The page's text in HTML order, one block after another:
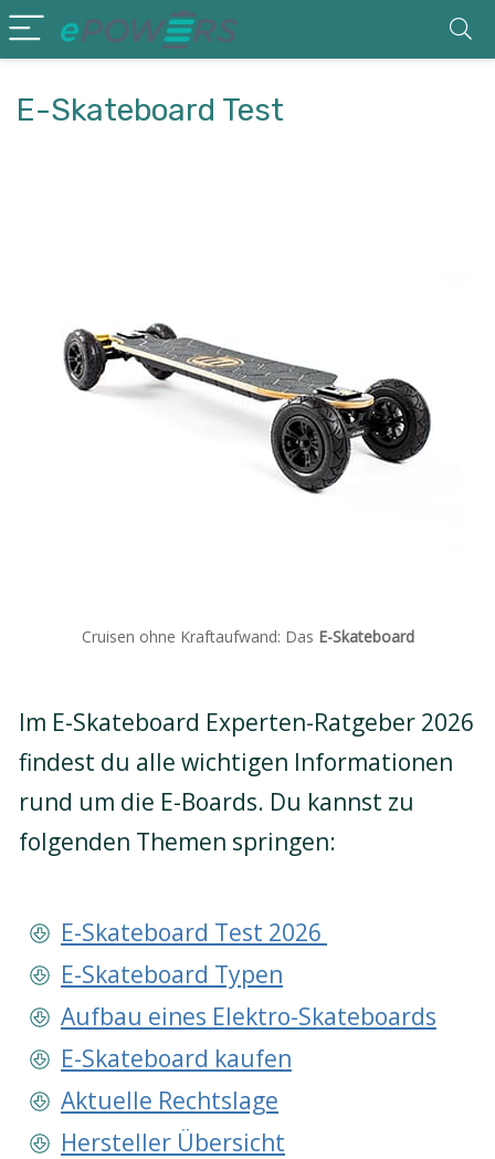
E-Skateboard Test
Cruisen ohne Kraftaufwand: Das E-Skateboard
Im E-Skateboard Experten-Ratgeber 2026
findest du alle wichtigen Informationen
rund um die E-Boards. Du kannst zu
folgenden Themen springen:
E-Skateboard Test 2026
E-Skateboard Typen
Aufbau eines Elektro-Skateboards
E-Skateboard kaufen
Aktuelle Rechtslage
Hersteller Übersicht